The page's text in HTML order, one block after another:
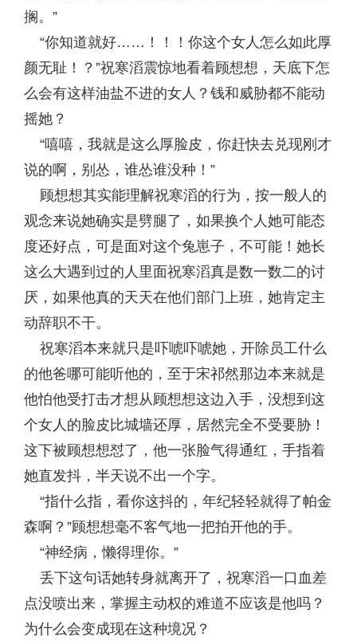
搁。”
“你知道就好……！！！你这个女人怎么如此厚
颜无耻！？”祝寒滔震惊地看着顾想想，天底下怎
么会有这样油盐不进的女人？钱和威胁都不能动
摇她？
“嘻嘻，我就是这么厚脸皮，你赶快去兑现刚才
说的啊，别怂，谁怂谁没种！”
顾想想其实能理解祝寒滔的行为，按一般人的
观念来说她确实是劈腿了，如果换个人她可能态
度还好点，可是面对这个兔崽子，不可能！她长
这么大遇到过的人里面祝寒滔真是数一数二的讨
厌，如果他真的天天在他们部门上班，她肯定主
动辞职不干。
祝寒滔本来就只是吓唬吓唬她，开除员工什么
的他爸哪可能听他的，至于宋祁然那边本来就是
他怕他受打击才想从顾想想这边入手，没想到这
个女人的脸皮比城墙还厚，居然完全不受要胁！
这下被顾想想怼了，他一张脸气得通红，手指着
她直发抖，半天说不出一个字。
“指什么指，看你这抖的，年纪轻轻就得了帕金
森啊？”顾想想毫不客气地一把拍开他的手。
“神经病，懒得理你。”
丢下这句话她转身就离开了，祝寒滔一口血差
点没喷出来，掌握主动权的难道不应该是他吗？
为什么会变成现在这种境况？